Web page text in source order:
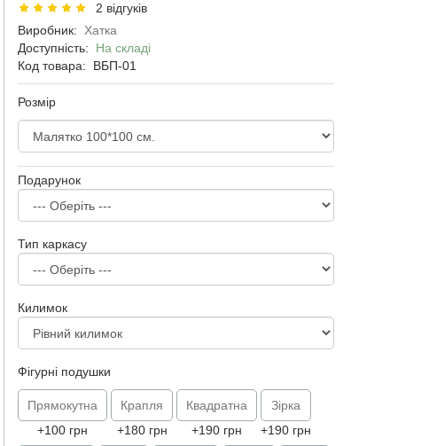
2 відгуків
Виробник:
Хатка
Доступність: На складі
Код товара:
ВБП-01
Розмір
Подарунок
Тип каркасу
Килимок
Фігурні подушки
Прямокутна
+100 грн
Крапля
+180 грн
Квадратна
+190 грн
Зірка
+190 грн